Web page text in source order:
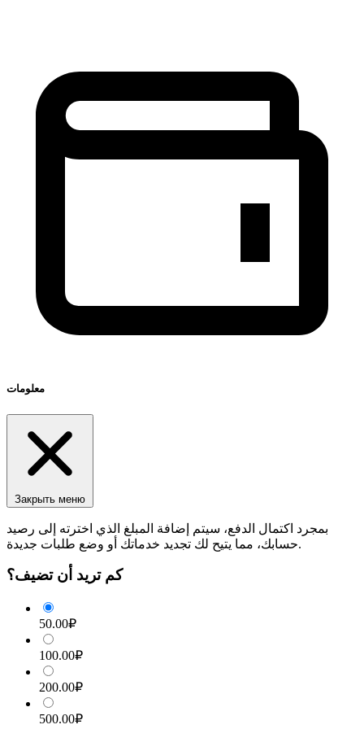
معلومات
Закрыть меню
بمجرد اكتمال الدفع، سيتم إضافة المبلغ الذي اخترته إلى رصيد
حسابك، مما يتيح لك تجديد خدماتك أو وضع طلبات جديدة.
كم تريد أن تضيف؟
50.00₽
100.00₽
200.00₽
500.00₽